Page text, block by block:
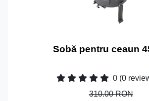
Sobă pentru ceaun
0 (0
310.00 RON